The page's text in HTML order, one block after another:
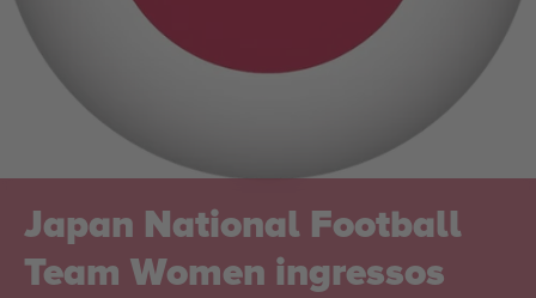
Japan National Football
Team Women ingressos